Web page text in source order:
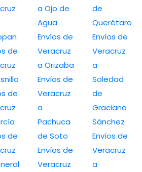
de
de
de
a Ojo de
Agua
Envíos de
Veracruz
a Orizaba
Envíos de
Veracruz
a
Pachuca
de Soto
Envíos de
Veracruz
de
Querétaro
Envíos de
Veracruz
a
Soledad
de
Graciano
Sánchez
Envíos de
Veracruz
a